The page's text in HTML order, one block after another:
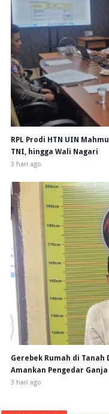
RPL Prodi HTN UIN
TNI, hingga Wali Nagari
3 hari ago
Gerebek Rumah di
Amankan Pengedar
3 hari ago